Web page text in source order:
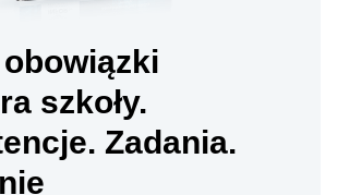
szkoły.
Zadania.